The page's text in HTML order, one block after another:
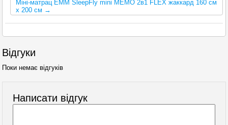
Міні-матрац ЕММ SleepFly mini MEMO 2в1 FLEX жаккард 160 см
x 200 см →
Відгуки
Поки немає відгуків
Написати відгук